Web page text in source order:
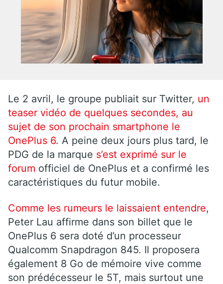
Le 2 avril, le groupe publiait sur Twitter, un
teaser vidéo de quelques secondes, au
sujet de son prochain smartphone le
OnePlus 6. A peine deux jours plus tard, le
PDG de la marque s’est exprimé sur le
forum officiel de OnePlus et a confirmé les
caractéristiques du futur mobile.
Comme les rumeurs le laissaient entendre,
Peter Lau affirme dans son billet que le
OnePlus 6 sera doté d’un processeur
Qualcomm Snapdragon 845. Il proposera
également 8 Go de mémoire vive comme
son prédécesseur le 5T, mais surtout une